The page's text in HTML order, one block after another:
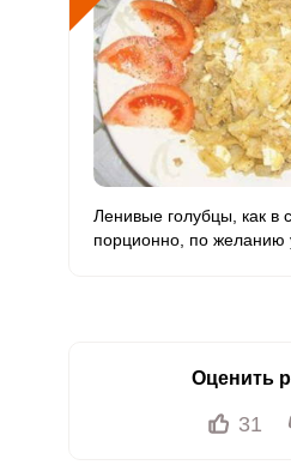
Ленивые голубцы, как в
порционно, по желанию
Оценить
31